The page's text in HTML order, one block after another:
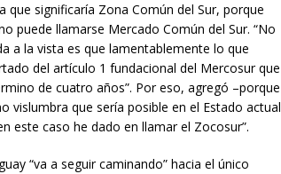
que significaría Zona Común del Sur, porque
puede llamarse Mercado Común del Sur. “No
a la vista es que lamentablemente lo que
del artículo 1 fundacional del Mercosur que
de cuatro años”. Por eso, agregó –porque
vislumbra que sería posible en el Estado actual
este caso he dado en llamar el Zocosur”.
“va a seguir caminando” hacia el único